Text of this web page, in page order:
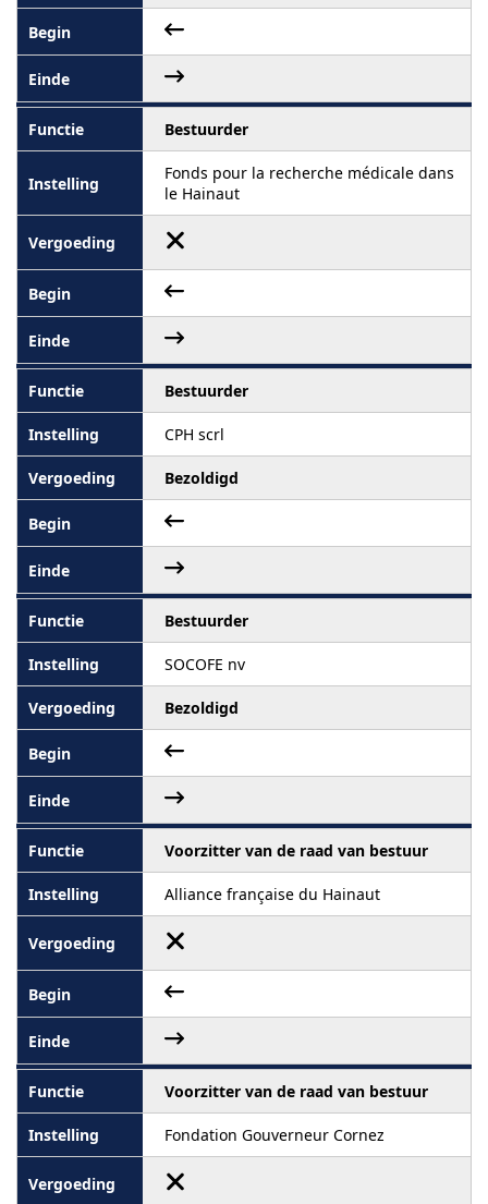
Bestuurder
Fonds pour la recherche médicale dans
le Hainaut
Bestuurder
CPH scrl
Bezoldigd
Bestuurder
SOCOFE nv
Bezoldigd
Voorzitter van de raad van bestuur
Alliance française du Hainaut
Voorzitter van de raad van bestuur
Fondation Gouverneur Cornez